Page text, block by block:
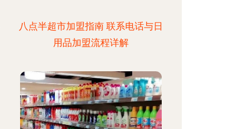
八点半超市加盟指南 联系电话与日
用品加盟流程详解